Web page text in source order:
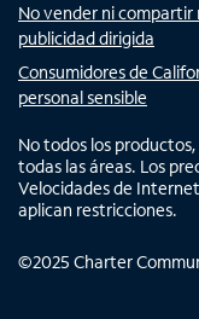
No vender ni
publicidad dirigida
Consumidores de
personal sensible
No todos los
todas las áreas. Los
Velocidades de
aplican restricciones.
©2025 Charter